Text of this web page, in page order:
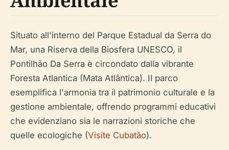
Situato all'interno del Parque Estadual da Serra do
Mar, una Riserva della Biosfera UNESCO, il
Pontilhão Da Serra è circondato dalla vibrante
Foresta Atlantica (Mata Atlântica). Il parco
esemplifica l'armonia tra il patrimonio culturale e la
gestione ambientale, offrendo programmi educativi
che evidenziano sia le narrazioni storiche che
quelle ecologiche (Visite Cubatão).